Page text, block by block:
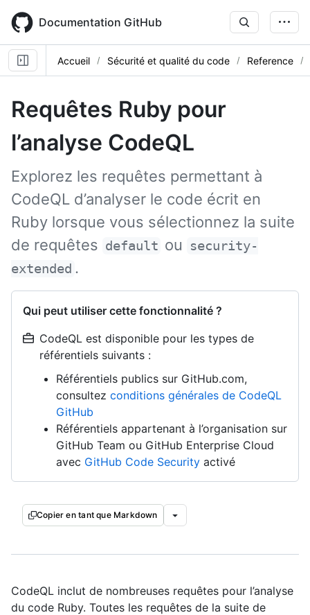
main
content
Documentation GitHub
Accueil Sécurité et qualité du code Reference
Requêtes Ruby pour
l’analyse CodeQL
Explorez les requêtes permettant à
CodeQL d’analyser le code écrit en
Ruby lorsque vous sélectionnez la suite
de requêtes default ou
security-
extended .
Qui peut utiliser cette fonctionnalité ?
CodeQL est disponible pour les types de
référentiels suivants :
Référentiels publics sur GitHub.com,
consultez conditions générales de CodeQL
GitHub
Référentiels appartenant à l’organisation sur
GitHub Team ou GitHub Enterprise Cloud
avec GitHub Code Security activé
Copier en tant que Markdown
CodeQL inclut de nombreuses requêtes pour l’analyse
du code Ruby. Toutes les requêtes de la suite de